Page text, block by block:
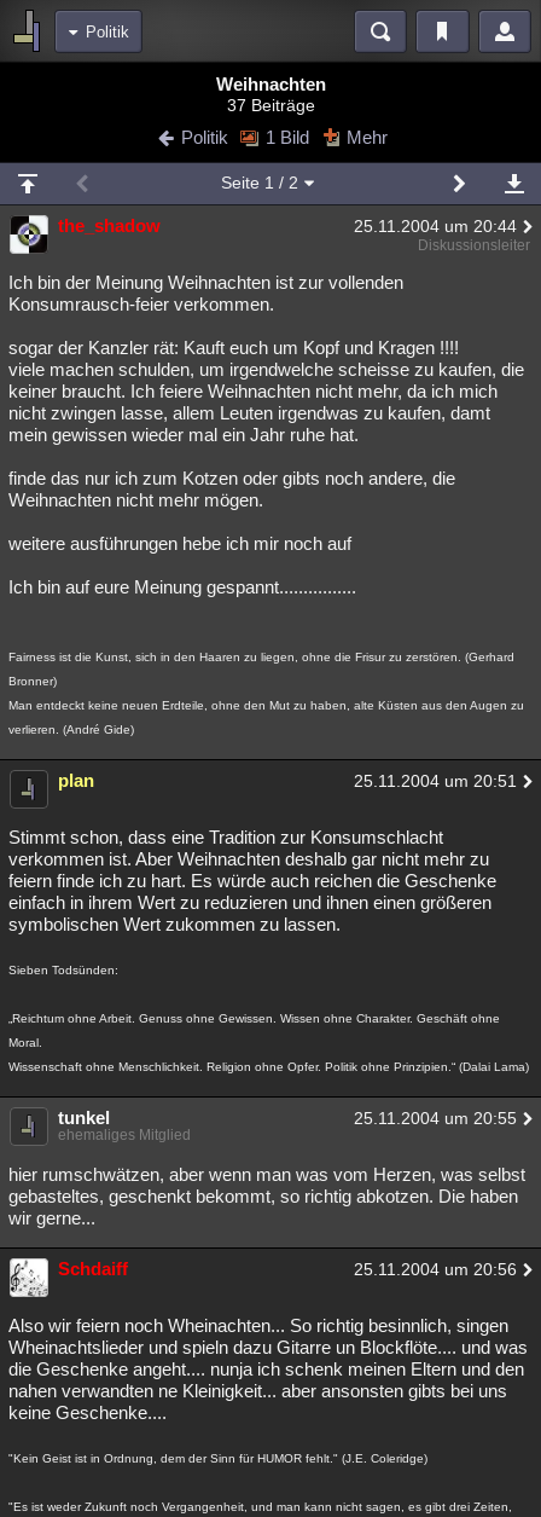
Politik
Blogs
Chat Wiki Neuigkeiten
meine Rubriken
Menschen Wissenschaft Mystery Kriminalfälle
Spiritualität Verschwörungen Technologie
weitere Rubriken
Philosophie Träume Orte Esoterik Literatur
Astronomie Helpdesk Gruppen Gaming
Musik Clash Verbesserungen
Weihnachten
37 Beiträge
Politik 1 Bild Mehr
Seite 1 / 2
the_shadow 25.11.2004 um 20:44
Diskussionsleiter
Ich bin der Meinung Weihnachten ist zur vollenden
Konsumrausch-feier verkommen.
sogar der Kanzler rät: Kauft euch um Kopf und Kragen !!!!
viele machen schulden, um irgendwelche scheisse zu kaufen, die
keiner braucht. Ich feiere Weihnachten nicht mehr, da ich mich
nicht zwingen lasse, allem Leuten irgendwas zu kaufen, damt
mein gewissen wieder mal ein Jahr ruhe hat.
finde das nur ich zum Kotzen oder gibts noch andere, die
Weihnachten nicht mehr mögen.
weitere ausführungen hebe ich mir noch auf
Ich bin auf eure Meinung gespannt................
Fairness ist die Kunst, sich in den Haaren zu liegen, ohne die Frisur zu zerstören. (Gerhard
Bronner)
Man entdeckt keine neuen Erdteile, ohne den Mut zu haben, alte Küsten aus den Augen zu
verlieren. (André Gide)
plan 25.11.2004 um 20:51
Stimmt schon, dass eine Tradition zur Konsumschlacht
verkommen ist. Aber Weihnachten deshalb gar nicht mehr zu
feiern finde ich zu hart. Es würde auch reichen die Geschenke
einfach in ihrem Wert zu reduzieren und ihnen einen größeren
symbolischen Wert zukommen zu lassen.
Sieben Todsünden:
„Reichtum ohne Arbeit. Genuss ohne Gewissen. Wissen ohne Charakter. Geschäft ohne
Moral.
Wissenschaft ohne Menschlichkeit. Religion ohne Opfer. Politik ohne Prinzipien.“ (Dalai Lama)
tunkel 25.11.2004 um 20:55
ehemaliges Mitglied
hier rumschwätzen, aber wenn man was vom Herzen, was selbst
gebasteltes, geschenkt bekommt, so richtig abkotzen. Die haben
wir gerne...
Schdaiff 25.11.2004 um 20:56
Also wir feiern noch Wheinachten... So richtig besinnlich, singen
Wheinachtslieder und spieln dazu Gitarre un Blockflöte.... und was
die Geschenke angeht.... nunja ich schenk meinen Eltern und den
nahen verwandten ne Kleinigkeit... aber ansonsten gibts bei uns
keine Geschenke....
"Kein Geist ist in Ordnung, dem der Sinn für HUMOR fehlt." (J.E. Coleridge)
"Es ist weder Zukunft noch Vergangenheit, und man kann nicht sagen, es gibt drei Zeiten,